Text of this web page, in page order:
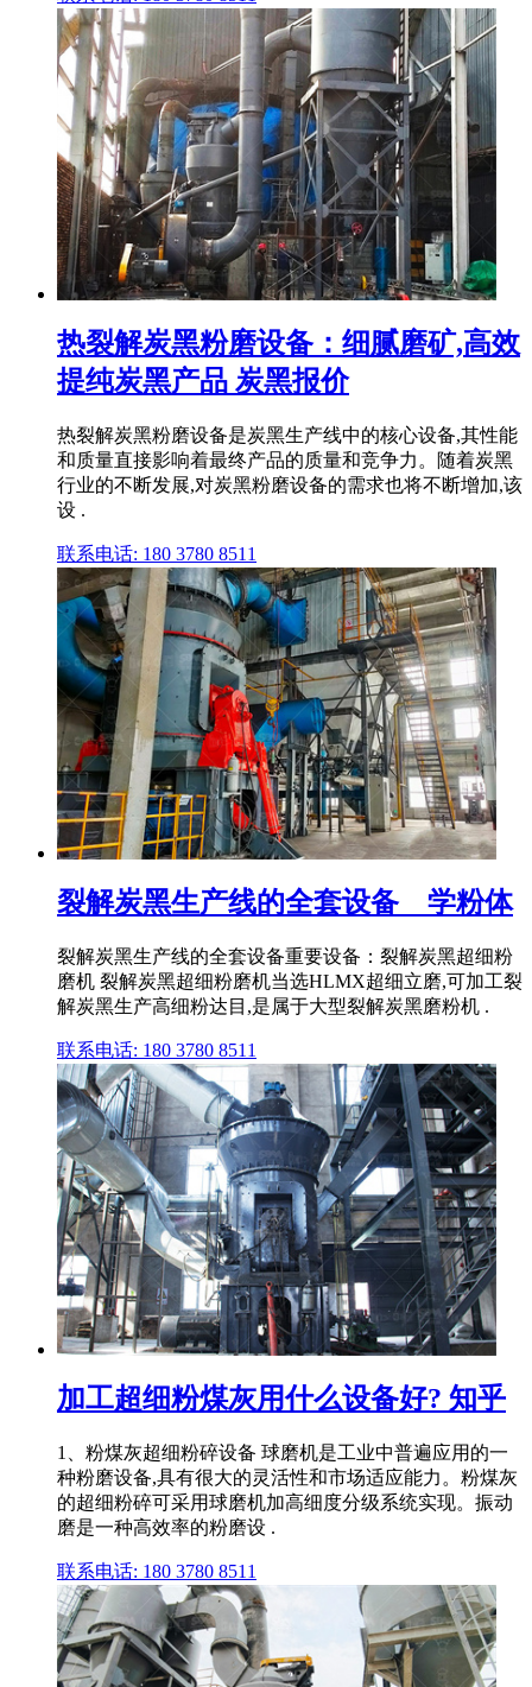
热裂解炭黑粉磨设备：细腻磨矿,高效
提纯炭黑产品 炭黑报价
热裂解炭黑粉磨设备是炭黑生产线中的核心设备,其性能
和质量直接影响着最终产品的质量和竞争力。随着炭黑
行业的不断发展,对炭黑粉磨设备的需求也将不断增加,该
设 .
联系电话: 180 3780 8511
裂解炭黑生产线的全套设备 _ 学粉体
裂解炭黑生产线的全套设备重要设备：裂解炭黑超细粉
磨机 裂解炭黑超细粉磨机当选HLMX超细立磨,可加工裂
解炭黑生产高细粉达目,是属于大型裂解炭黑磨粉机 .
联系电话: 180 3780 8511
加工超细粉煤灰用什么设备好? 知乎
1、粉煤灰超细粉碎设备 球磨机是工业中普遍应用的一
种粉磨设备,具有很大的灵活性和市场适应能力。粉煤灰
的超细粉碎可采用球磨机加高细度分级系统实现。振动
磨是一种高效率的粉磨设 .
联系电话: 180 3780 8511